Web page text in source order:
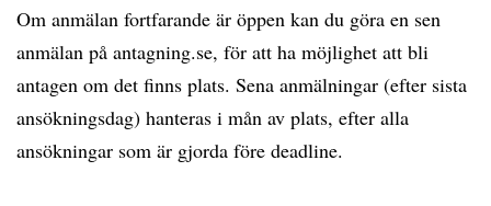
Om anmälan fortfarande är öppen kan du göra en sen
anmälan på antagning.se, för att ha möjlighet att bli
antagen om det finns plats. Sena anmälningar (efter sista
ansökningsdag) hanteras i mån av plats, efter alla
ansökningar som är gjorda före deadline.